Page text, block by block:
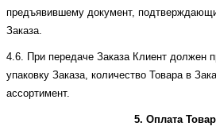
предъявившему документ,
Заказа.
4.6. При передаче Заказа Клиент должен
упаковку Заказа, количество Товара в
ассортимент.
5. Оплата